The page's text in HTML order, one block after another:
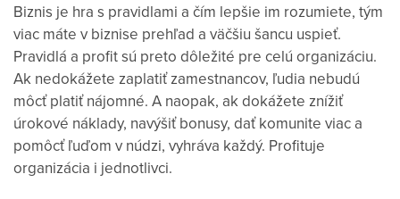
Biznis je hra s pravidlami a čím lepšie im rozumiete, tým
viac máte v biznise prehľad a väčšiu šancu uspieť.
Pravidlá a profit sú preto dôležité pre celú organizáciu.
Ak nedokážete zaplatiť zamestnancov, ľudia nebudú
môcť platiť nájomné. A naopak, akdokážete znížiť
úrokové náklady, navýšiť bonusy, dať komunite viac a
pomôcť ľuďom v núdzi, vyhráva každý. Profituje
organizácia i jednotlivci.